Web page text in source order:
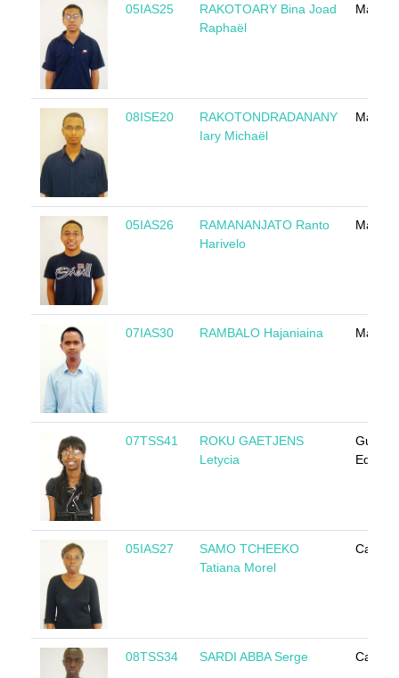
05IAS25
RAKOTOARY Bina Joad
Raphaël
08ISE20
RAKOTONDRADANANY
Iary Michaël
05IAS26
RAMANANJATO Ranto
Harivelo
07IAS30 RAMBALO Hajaniaina
07TSS41
ROKU GAETJENS
Letycia
Guinée
05IAS27
SAMO TCHEEKO
Tatiana Morel
08TSS34 SARDI ABBA Serge